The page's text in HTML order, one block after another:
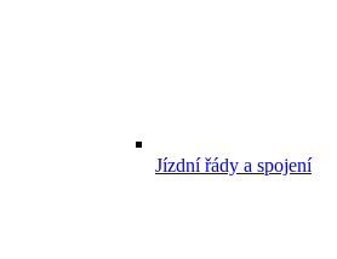
Jízdní řády a spojení